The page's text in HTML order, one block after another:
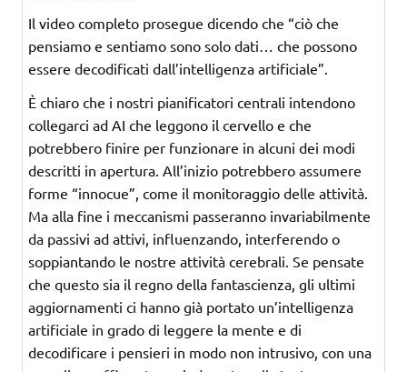
Il video completo prosegue dicendo che “ciò che
pensiamo e sentiamo sono solo dati… che possono
essere decodificati dall’intelligenza artificiale”.
È chiaro che i nostri pianificatori centrali intendono
collegarci ad AI che leggono il cervello e che
potrebbero finire per funzionare in alcuni dei modi
descritti in apertura. All’inizio potrebbero assumere
forme “innocue”, come il monitoraggio delle attività.
Ma alla fine i meccanismi passeranno invariabilmente
da passivi ad attivi, influenzando, interferendo o
soppiantando le nostre attività cerebrali. Se pensate
che questo sia il regno della fantascienza, gli ultimi
aggiornamenti ci hanno già portato un’intelligenza
artificiale in grado di leggere la mente e di
decodificare i pensieri in modo non intrusivo, con una